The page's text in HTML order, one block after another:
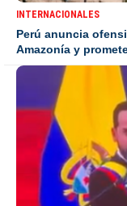
INTERNACIONALES
Perú anuncia
Amazonía y